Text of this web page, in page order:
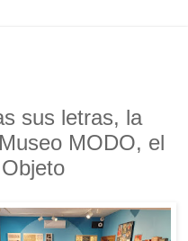
sus letras, la
MODO, el